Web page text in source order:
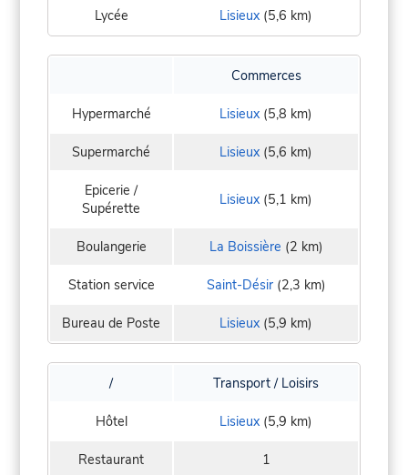
Lycée Lisieux (5,6 km)
Commerces
Hypermarché Lisieux (5,8 km)
Supermarché Lisieux (5,6 km)
Epicerie /
Supérette
Lisieux (5,1 km)
Boulangerie La Boissière (2 km)
Station service Saint-Désir(2,3 km)
Bureau de Poste Lisieux (5,9 km)
/ Transport / Loisirs
Hôtel Lisieux (5,9 km)
Restaurant 1